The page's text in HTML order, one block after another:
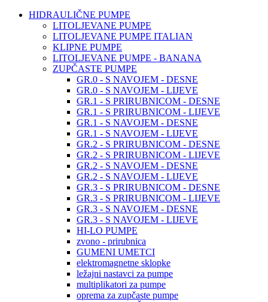
HIDRAULIČNE PUMPE
LITOLJEVANE PUMPE
LITOLJEVANE PUMPE ITALIAN
KLIPNE PUMPE
LITOLJEVANE PUMPE - BANANA
ZUPČASTE PUMPE
GR.0 - S NAVOJEM - DESNE
GR.0 - S NAVOJEM - LIJEVE
GR.1 - S PRIRUBNICOM - DESNE
GR.1 - S PRIRUBNICOM - LIJEVE
GR.1 - S NAVOJEM - DESNE
GR.1 - S NAVOJEM - LIJEVE
GR.2 - S PRIRUBNICOM - DESNE
GR.2 - S PRIRUBNICOM - LIJEVE
GR.2 - S NAVOJEM - DESNE
GR.2 - S NAVOJEM - LIJEVE
GR.3 - S PRIRUBNICOM - DESNE
GR.3 - S PRIRUBNICOM - LIJEVE
GR.3 - S NAVOJEM - DESNE
GR.3 - S NAVOJEM - LIJEVE
HI-LO PUMPE
zvono - prirubnica
GUMENI UMETCI
elektromagnetne sklopke
ležajni nastavci za pumpe
multiplikatori za pumpe
oprema za zupčaste pumpe